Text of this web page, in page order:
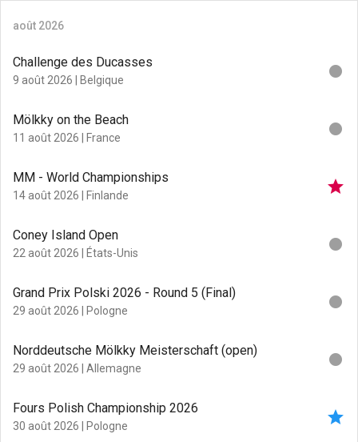
août 2026
Challenge des Ducasses
9 août 2026 | Belgique fiber_manual_record
Mölkky on the Beach
11 août 2026 | France fiber_manual_record
MM - World Championships
14 août 2026 | Finlande star
Coney Island Open
22 août 2026 | États-Unis fiber_manual_record
Grand Prix Polski 2026 - Round 5 (Final)
29 août 2026 | Pologne fiber_manual_record
Norddeutsche Mölkky Meisterschaft (open)
29 août 2026 | Allemagne fiber_manual_record
Fours Polish Championship 2026
30 août 2026 | Pologne star